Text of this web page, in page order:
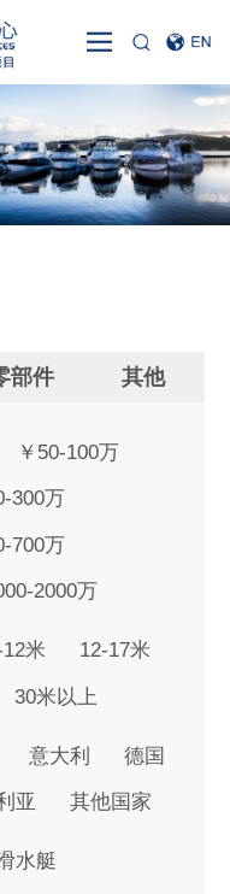
部件 其他
￥50-100万
300万
700万
2000万
米 12-17米
30米以上
意大利 德国
亚 其他国家
水艇